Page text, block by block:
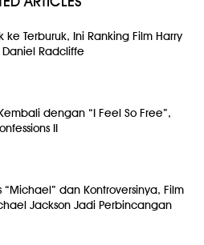
ke Terburuk, Ini Ranking Film Harry
Daniel Radcliffe
dengan “I Feel So Free”,
II
“Michael” dan Kontroversinya, Film
Jackson Jadi Perbincangan